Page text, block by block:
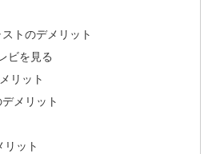
トのデメリット
ビを見る
リット
メリット
リット